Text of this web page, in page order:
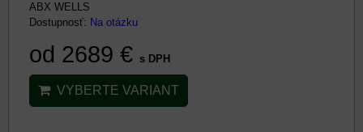
ABX WELLS
Dostupnosť: Na otázku
od 2689 € s DPH
VYBERTE VARIANT